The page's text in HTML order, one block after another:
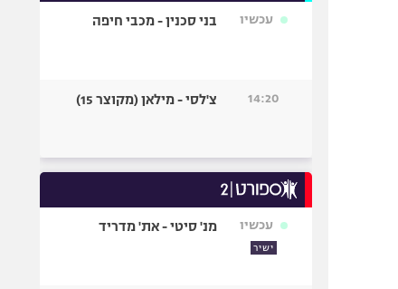
עכשיו בני סכנין - מכבי חיפה
14:20 צ'לסי - מילאן (מקוצר 15)
עכשיו
ישיר
מנ' סיטי - את' מדריד